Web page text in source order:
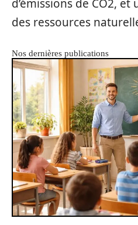
d’émissions de CO2,
des ressources
Nos dernières publications